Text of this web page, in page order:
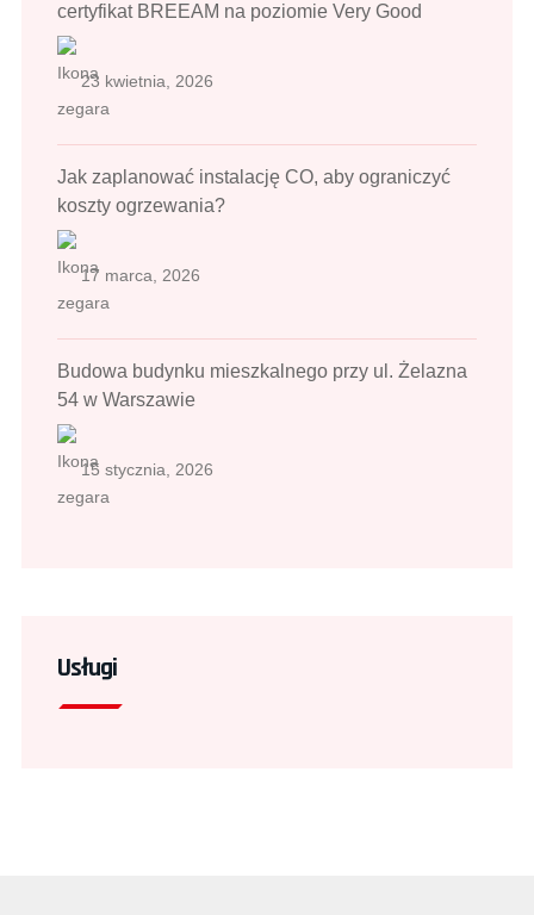
certyfikat BREEAM na poziomie Very Good
23 kwietnia, 2026
Jak zaplanować instalację CO, aby ograniczyć
koszty ogrzewania?
17 marca, 2026
Budowa budynku mieszkalnego przy ul. Żelazna
54 w Warszawie
15 stycznia, 2026
Usługi